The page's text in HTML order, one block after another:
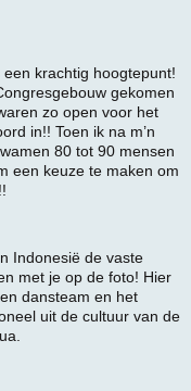
krachtig hoogtepunt!
gekomen
zo open voor het
in!! Toen ik na m’n
80 tot 90 mensen
een keuze te maken om
Indonesië de vaste
met je op de foto! Hier
dansteam en het
uit de cultuur van de